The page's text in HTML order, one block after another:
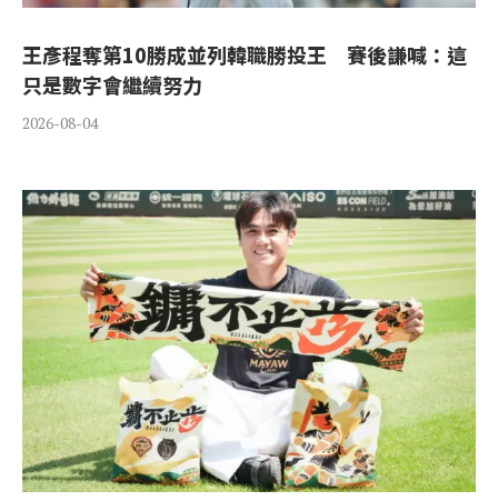
王彥程奪第10勝成並列韓職勝投王 賽後謙喊：這
只是數字會繼續努力
2026-08-04